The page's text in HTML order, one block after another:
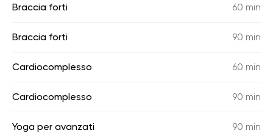
Braccia forti 60 min
Braccia forti 90 min
Cardiocomplesso 60 min
Cardiocomplesso 90 min
Yoga per avanzati 90 min